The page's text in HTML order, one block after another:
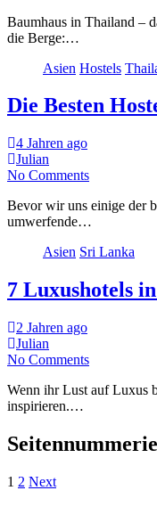
Baumhaus in Thailand –
die Berge:…
Asien Hostels
Die Besten
4 Jahren ago
Julian
No Comments
Bevor wir uns einige der
umwerfende…
Asien Sri Lanka
7 Luxushotels
2 Jahren ago
Julian
No Comments
Wenn ihr Lust auf Luxus
inspirieren.…
1 2 Next